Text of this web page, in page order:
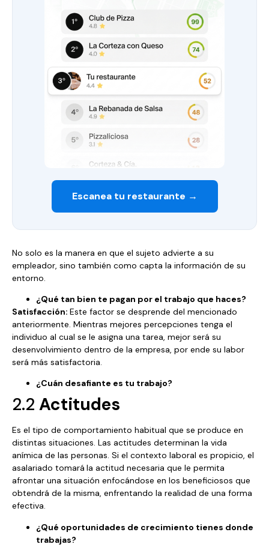
Escanea tu restaurante →
No solo es la manera en que el sujeto advierte a su
empleador, sino también como capta la información de su
entorno.
¿Qué tan bien te pagan por el trabajo que haces?
Satisfacción: Este factor se desprende del mencionado
anteriormente. Mientras mejores percepciones tenga el
individuo al cual se le asigna una tarea, mejor será su
desenvolvimiento dentro de la empresa, por ende su labor
será más satisfactoria.
¿Cuán desafiante es tu trabajo?
2.2 Actitudes
Es el tipo de comportamiento habitual que se produce en
distintas situaciones. Las actitudes determinan la vida
anímica de las personas. Si el contexto laboral es propicio, el
asalariado tomará la actitud necesaria que le permita
afrontar una situación enfocándose en los beneficiosos que
obtendrá de la misma, enfrentando la realidad de una forma
efectiva.
¿Qué oportunidades de crecimiento tienes donde
trabajas?